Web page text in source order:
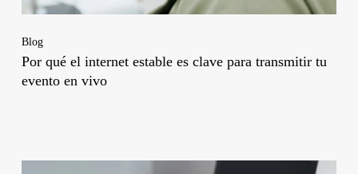
Blog
Por qué el internet estable es clave para transmitir tu
evento en vivo